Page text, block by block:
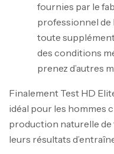
fournies par le
professionnel de
toute
des conditions
prenez d’autres
Finalement Test HD
idéal pour les hommes
production naturelle
leurs résultats
Mega
Biotech
د.ت126
100%